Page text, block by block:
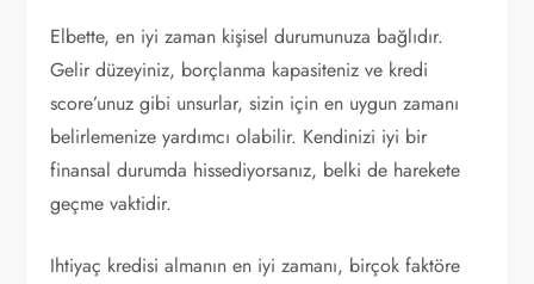
Elbette, en iyi zaman kişisel durumunuza bağlıdır.
Gelir düzeyiniz, borçlanma kapasiteniz ve kredi
score’unuz gibi unsurlar, sizin için en uygun zamanı
belirlemenize yardımcı olabilir. Kendinizi iyi bir
finansal durumda hissediyorsanız, belki de harekete
geçme vaktidir.
Ihtiyaç kredisi almanın en iyi zamanı, birçok faktöre